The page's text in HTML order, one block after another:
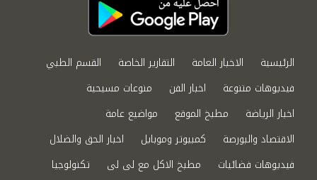
الرئيسية الاخبار العامة التقارير الخاصة
القسم الطبي
فيديوهات متنوعة
اخبار الفن
منوعات مسيحية
اخبار الرياضة
مطبخ الموقع
مواضيع عامة
الاقتصاد والبورصة
كمبيوتر وموبايل
اخبار الحق والضلال
فيديوهات فضائيات
مطبخ الاكل مع لى لى تكنولوجيا